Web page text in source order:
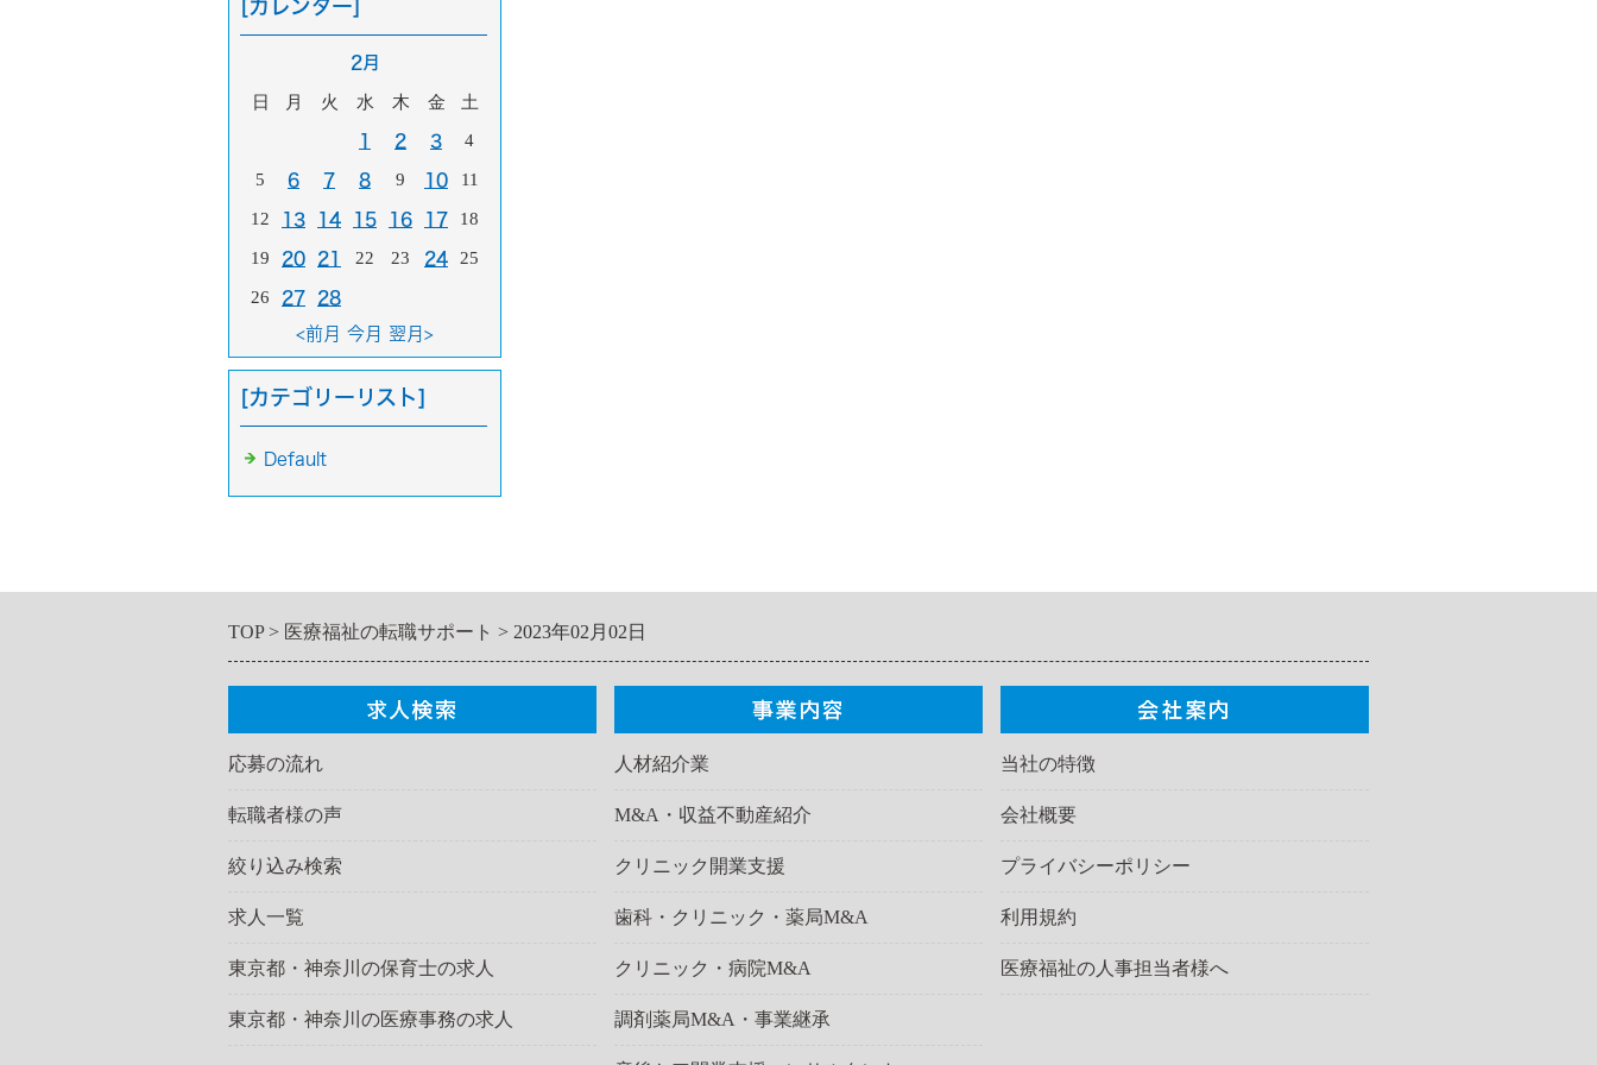
[カレンダー]
2月
日 月 火 水 木 金 土
1 2 3 4
5 6 7 8 9 10 11
12 13 14 15 16 17 18
19 20 21 22 23 24 25
26 27
28
<前月 今月 翌月>
[カテゴリーリスト]
Default
TOP 医療福祉の転職サポート 2023年02月02日
応募の流れ
転職者様の声
絞り込み検索
求人一覧
東京都・神奈川の保育士の求人
東京都・神奈川の医療事務の求人
人材紹介業
M&A・収益不動産紹介
クリニック開業支援
歯科・クリニック・薬局M&A
クリニック・病院M&A
調剤薬局M&A・事業継承
当社の特徴
会社概要
プライバシーポリシー
利用規約
医療福祉の人事担当者様へ